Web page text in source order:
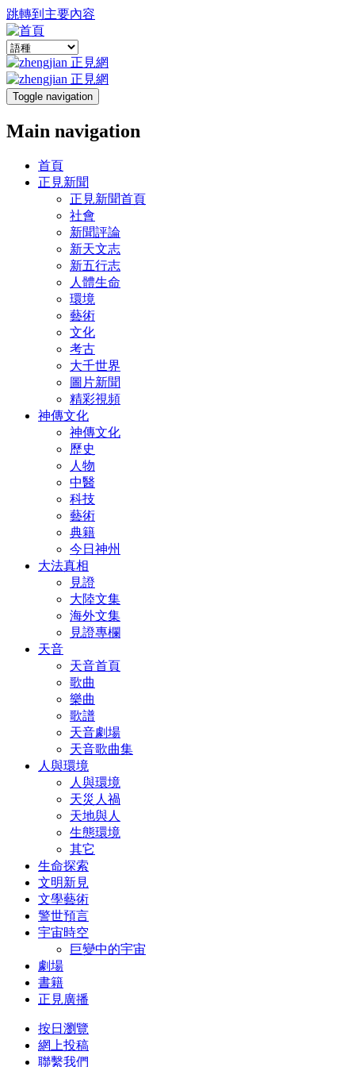
跳轉到主要內容
Toggle navigation
Main navigation
首頁
正見新聞
正見新聞首頁
社會
新聞評論
新天文志
新五行志
人體生命
環境
藝術
文化
考古
大千世界
圖片新聞
精彩視頻
神傳文化
神傳文化
歷史
人物
中醫
科技
藝術
典籍
今日神州
大法真相
見證
大陸文集
海外文集
見證專欄
天音
天音首頁
歌曲
樂曲
歌譜
天音劇場
天音歌曲集
人與環境
人與環境
天災人禍
天地與人
生態環境
其它
生命探索
文明新見
文學藝術
警世預言
宇宙時空
巨變中的宇宙
劇場
書籍
正見廣播
按日瀏覽
網上投稿
聯繫我們